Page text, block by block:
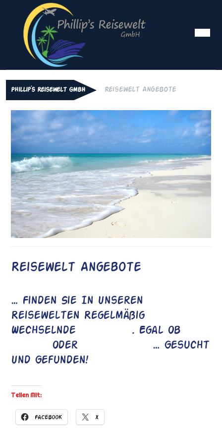
content
Phillip´s Reisewelt GmbH Reisewelt Angebote
Reisewelt Angebote
… Finden Sie In Unseren
Reisewelten Regelmäßig
Wechselnde
. Egal Ob
Oder
… Gesucht
Und Gefunden!
Teilen Mit:
Facebook X